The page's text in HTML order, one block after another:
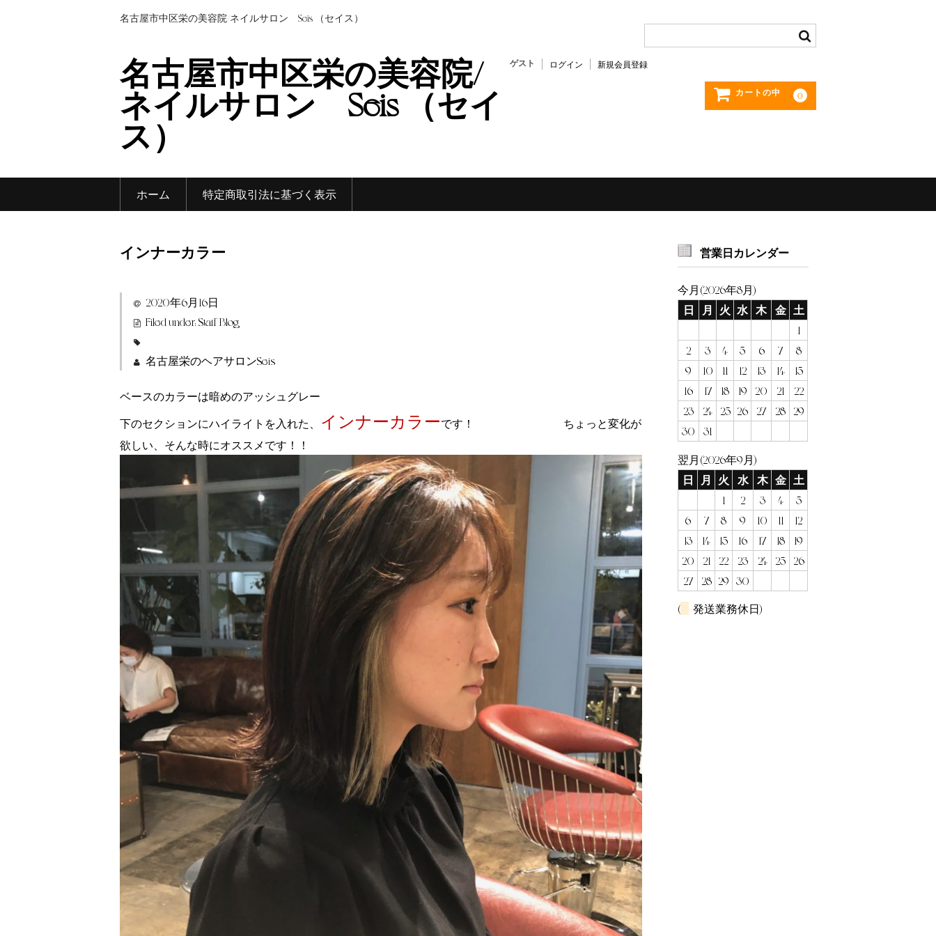
名古屋市中区栄の美容院/ネイルサロン Seis （セイス）
名古屋市中区栄の美容院/
ネイルサロン Seis （セイ
ス）
ゲスト ログイン 新規会員登録
カートの中 0
ホーム 特定商取引法に基づく表示
インナーカラー
2020年6月16日
Filed under: Staff Blog
名古屋栄のヘアサロンSeis
ベースのカラーは暗めのアッシュグレー
下のセクションにハイライトを入れた、 インナーカラーです！ ちょっと変化が
欲しい、そんな時にオススメです！！
営業日カレンダー
今月(2026年8月)
日
月 火 水 木 金 土
1
2
3 4 5 6 7
8
9
10 11 12 13 14
15
16
17 18 19 20 21
22
23
24 25 26 27 28
29
30
31
翌月(2026年9月)
日
月 火 水 木 金 土
1
2 3 4
5
6
7 8 9 10 11
12
13
14 15 16 17 18
19
20
21 22 23 24 25
26
27
28 29 30
( 発送業務休日)